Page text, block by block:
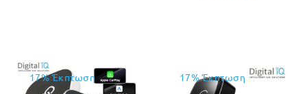
17% Έκπτωση 17% Έκπτωση